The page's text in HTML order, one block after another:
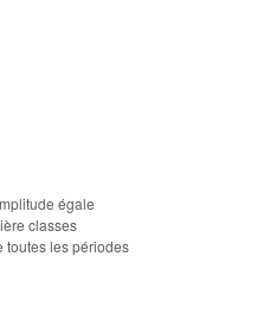
égale​
classes
toutes les périodes